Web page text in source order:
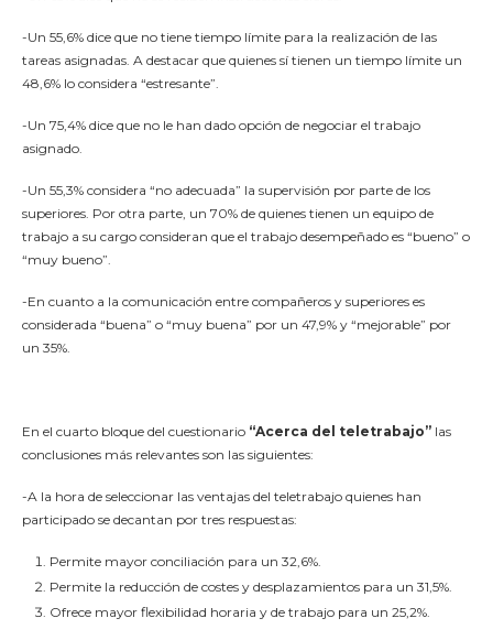
-Un 55,6% dice que no tiene tiempo límite para la realización de las
tareas asignadas. A destacar que quienes sí tienen un tiempo límite un
48,6% lo considera “estresante”.
-Un 75,4% dice que no le han dado opción de negociar el trabajo
asignado.
-Un 55,3% considera “no adecuada” la supervisión por parte de los
superiores. Por otra parte, un 70% de quienes tienen un equipo de
trabajo a su cargo consideran que el trabajo desempeñado es “bueno” o
“muy bueno”.
-En cuanto a la comunicación entre compañeros y superiores es
considerada “buena” o “muy buena” por un 47,9% y “mejorable” por
un 35%.
En el cuarto bloque del cuestionario “Acerca del teletrabajo” las
conclusiones más relevantes son las siguientes:
-A la hora de seleccionar las ventajas del teletrabajo quienes han
participado se decantan por tres respuestas:
Permite mayor conciliación para un 32,6%.
Permite la reducción de costes y desplazamientos para un 31,5%.
Ofrece mayor flexibilidad horaria y de trabajo para un 25,2%.